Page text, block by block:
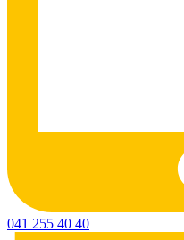
041 255 40 40